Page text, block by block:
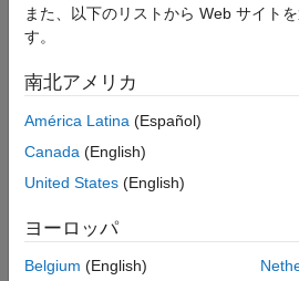
また、以下のリストから Web サイト
す。
南北アメリカ
América Latina (Español)
Canada (English)
United States (English)
ヨーロッパ
Belgium (English)
トラストセンター
プライ